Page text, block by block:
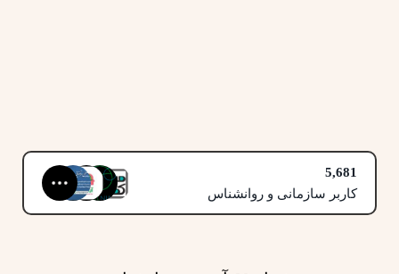
5,681
کاربر سازمانی و روانشناس